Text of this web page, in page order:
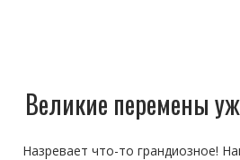
Великие перемены
Назревает что-то грандиозное!